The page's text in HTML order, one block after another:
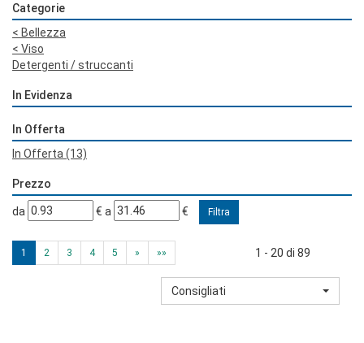
Categorie
< Bellezza
< Viso
Detergenti / struccanti
In Evidenza
In Offerta
In Offerta (13)
Prezzo
filtra
da € filtra
a €
1 2 3 4 5 » »» 1 - 20 di 89
Consigliati